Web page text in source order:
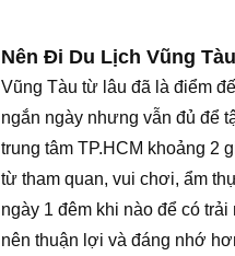
Nên Đi Du Lịch Vũng
Vũng Tàu từ lâu đã là điểm
ngắn ngày nhưng vẫn đủ để
trung tâm TP.HCM khoảng 2
từ tham quan, vui chơi, ẩm
ngày 1 đêm khi nào để có
nên thuận lợi và đáng nhớ